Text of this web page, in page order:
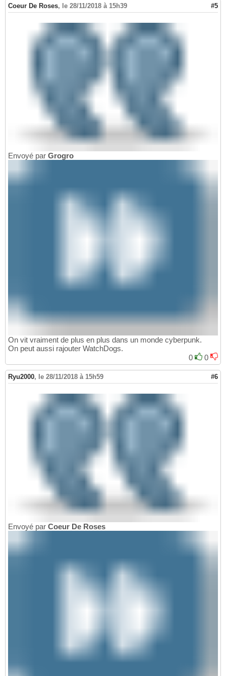
Coeur De Roses, le 28/11/2018 à 15h39 #5
Envoyé par Grogro
On vit vraiment de plus en plus dans un monde cyberpunk.
On peut aussi rajouter WatchDogs.
0
0
Ryu2000, le 28/11/2018 à 15h59 #6
Envoyé par Coeur De Roses